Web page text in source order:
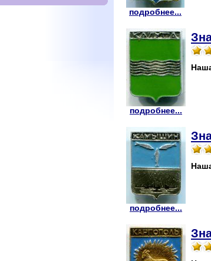
подробнее...
подробнее...
подробнее...